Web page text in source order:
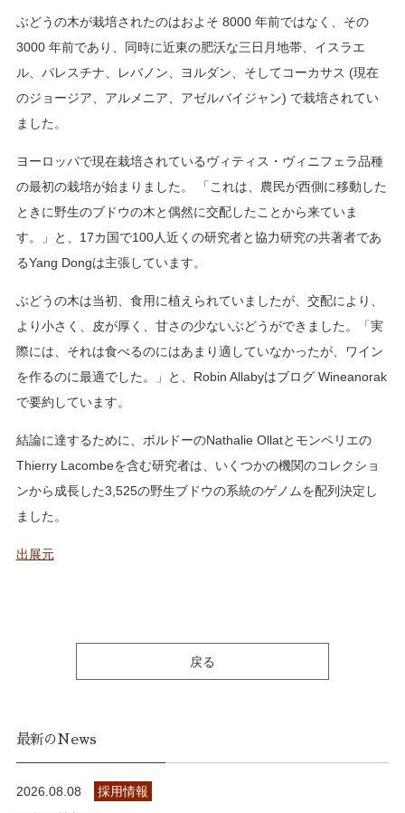
ぶどうの木が栽培されたのはおよそ 8000 年前ではなく、その
3000 年前であり、同時に近東の肥沃な三日月地帯、イスラエ
ル、パレスチナ、レバノン、ヨルダン、そしてコーカサス (現在
のジョージア、アルメニア、アゼルバイジャン) で栽培されてい
ました。
ヨーロッパで現在栽培されているヴィティス・ヴィニフェラ品種
の最初の栽培が始まりました。 「これは、農民が西側に移動した
ときに野生のブドウの木と偶然に交配したことから来ていま
す。」と、17カ国で100人近くの研究者と協力研究の共著者であ
るYang Dongは主張しています。
ぶどうの木は当初、食用に植えられていましたが、交配により、
より小さく、皮が厚く、甘さの少ないぶどうができました。「実
際には、それは食べるのにはあまり適していなかったが、ワイン
を作るのに最適でした。」と、Robin Allabyはブログ Wineanorak
で要約しています。
結論に達するために、ボルドーのNathalie Ollatとモンペリエの
Thierry Lacombeを含む研究者は、いくつかの機関のコレクショ
ンから成長した3,525の野生ブドウの系統のゲノムを配列決定し
ました。
出展元
戻る
最新のNews
2026.08.08
採用情報